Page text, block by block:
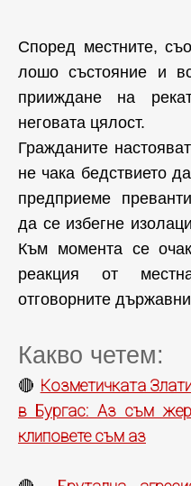
Според местните,
лошо състояние и
прииждане на
неговата цялост.
Гражданите
не чака бедствието
предприеме
да се избегне
Към момента се
реакция от
отговорните
Какво четем:
🔴 Козметичката
в Бургас: Аз съм
клиповете съм аз